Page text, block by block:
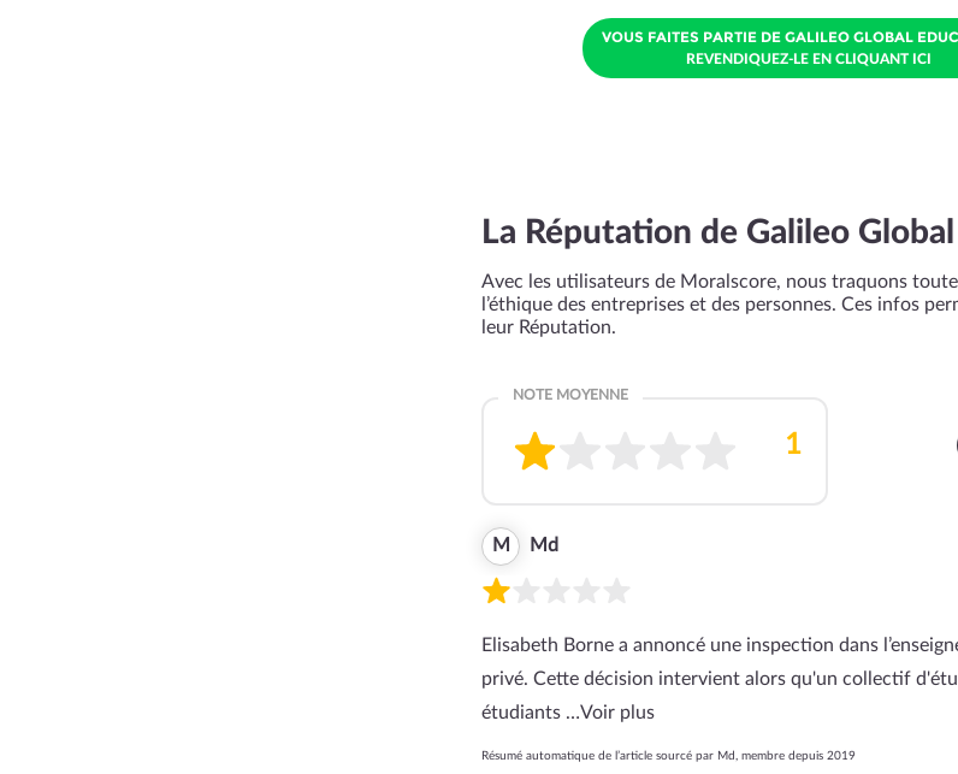
VOUS FAITES PARTIE DE GALILEO GLOBAL
REVENDIQUEZ-LE EN CLIQUANT ICI
La Réputation de Galileo
Avec les utilisateurs de Moralscore, nous traquons
l’éthique des entreprises et des personnes. Ces infos
leur Réputation.
M Md
Elisabeth Borne a annoncé une inspection dans
privé. Cette décision intervient alors qu'un collectif
étudiants …Voir plus
Résumé automatique de l’article sourcé par Md, membre depuis 2019